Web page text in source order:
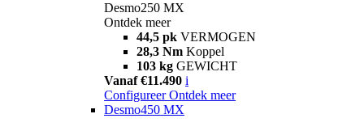
Desmo250 MX
Ontdek meer
44,5 pk VERMOGEN
28,3 Nm Koppel
103 kg GEWICHT
Vanaf €11.490 i
Configureer Ontdek meer
Desmo450 MX